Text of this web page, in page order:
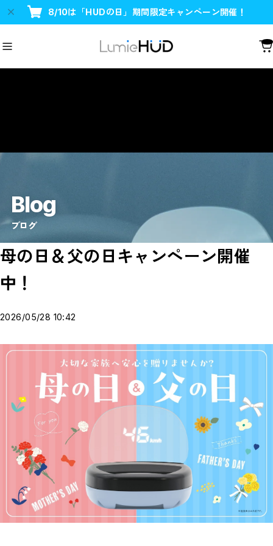
8/10は「HUDの日」期間限定キャンペーン開催！
Blog
ブログ
母の日＆父の日キャンペーン開催
中！
2026/05/28 10:42